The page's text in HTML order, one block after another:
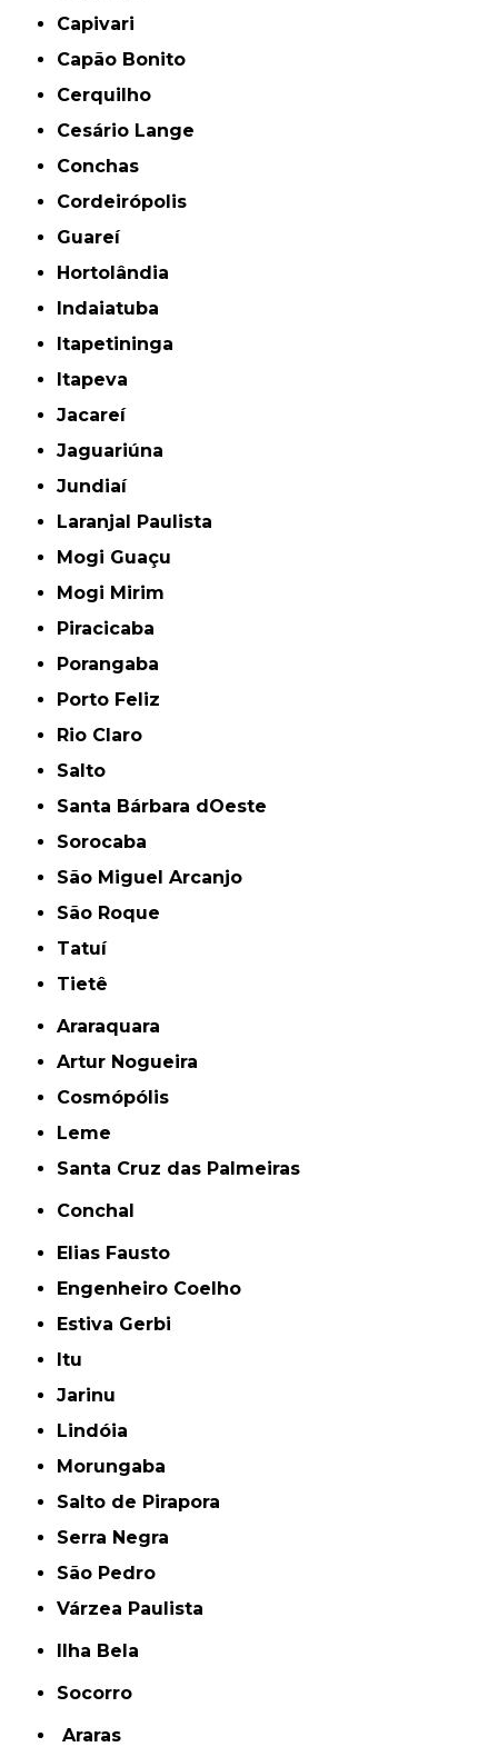
Capivari
Capão Bonito
Cerquilho
Cesário Lange
Conchas
Cordeirópolis
Guareí
Hortolândia
Indaiatuba
Itapetininga
Itapeva
Jacareí
Jaguariúna
Jundiaí
Laranjal Paulista
Mogi Guaçu
Mogi Mirim
Piracicaba
Porangaba
Porto Feliz
Rio Claro
Salto
Santa Bárbara dOeste
Sorocaba
São Miguel Arcanjo
São Roque
Tatuí
Tietê
Araraquara
Artur Nogueira
Cosmópólis
Leme
Santa Cruz das Palmeiras
Conchal
Elias Fausto
Engenheiro Coelho
Estiva Gerbi
Itu
Jarinu
Lindóia
Morungaba
Salto de Pirapora
Serra Negra
São Pedro
Várzea Paulista
Ilha Bela
Socorro
Araras